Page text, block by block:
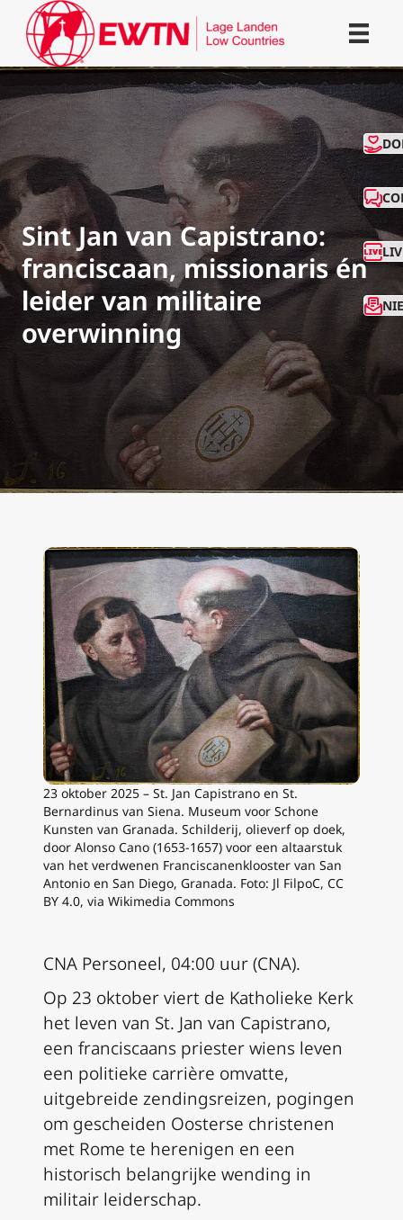
Sint Jan van Capistrano:
franciscaan, missionaris én
leider van militaire
overwinning
23 oktober 2025 – St. Jan Capistrano en St.
Bernardinus van Siena. Museum voor Schone
Kunsten van Granada. Schilderij, olieverf op doek,
door Alonso Cano (1653-1657) voor een altaarstuk
van het verdwenen Franciscanenklooster van San
Antonio en San Diego, Granada. Foto: Jl FilpoC, CC
BY 4.0, via Wikimedia Commons
CNA Personeel, 04:00 uur (CNA).
Op 23 oktober viert de Katholieke Kerk
het leven van St. Jan van Capistrano,
een franciscaans priester wiens leven
een politieke carrière omvatte,
uitgebreide zendingsreizen, pogingen
om gescheiden Oosterse christenen
met Rome te herenigen en een
historisch belangrijke wending in
militair leiderschap.